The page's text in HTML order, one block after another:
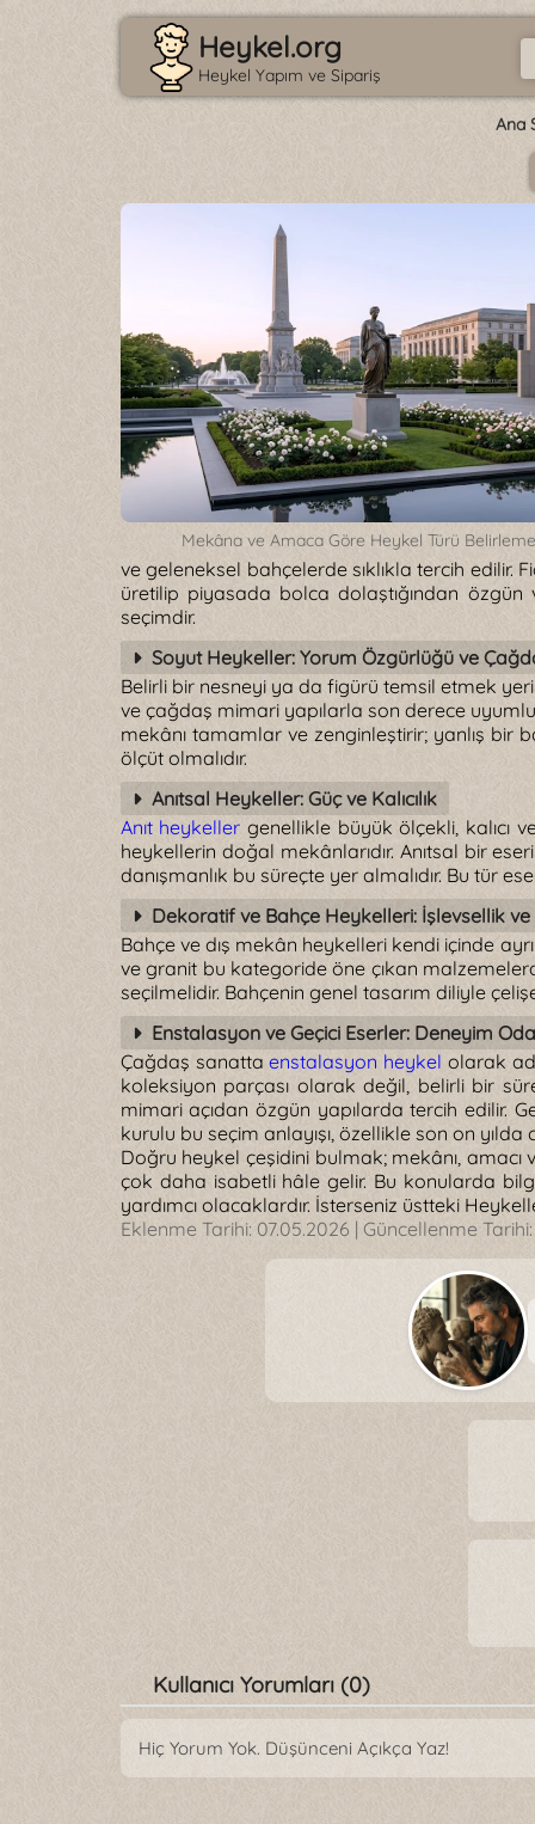
Heykel.org
Heykel Yapım ve Sipariş
Ana
Mekâna ve Amaca Göre Heykel Türü Belirleme
ve geleneksel bahçelerde sıklıkla tercih
üretilip piyasada bolca dolaştığından özgün
seçimdir.
Soyut Heykeller: Yorum Özgürlüğü ve
Belirli bir nesneyi ya da figürü temsil etmek
ve çağdaş mimari yapılarla son derece
mekânı tamamlar ve zenginleştirir; yanlış bir
ölçüt olmalıdır.
Anıtsal Heykeller: Güç ve Kalıcılık
Anıt heykeller genellikle büyük ölçekli, kalıcı
heykellerin doğal mekânlarıdır. Anıtsal bir
danışmanlık bu süreçte yer almalıdır. Bu tür
Dekoratif ve Bahçe Heykelleri: İşlevsellik
Bahçe ve dış mekân heykelleri kendi içinde
ve granit bu kategoride öne çıkan
seçilmelidir. Bahçenin genel tasarım diliyle
Enstalasyon ve Geçici Eserler: Deneyim
Çağdaş sanattaenstalasyon heykel olarak
koleksiyon parçası olarak değil, belirli bir
mimari açıdan özgün yapılarda tercih edilir.
kurulu bu seçim anlayışı, özellikle son on yılda
Doğru heykel çeşidini bulmak; mekânı,
çok daha isabetli hâle gelir. Bu konularda
yardımcı olacaklardır. İsterseniz üstteki
Eklenme Tarihi: 07.05.2026 | Güncellenme Tarihi:
Kullanıcı Yorumları (0)
Hiç Yorum Yok. Düşünceni Açıkça Yaz!